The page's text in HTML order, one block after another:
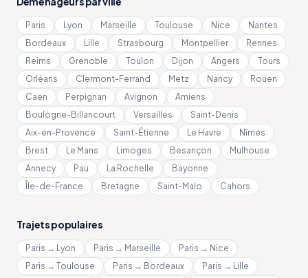
Paris Lyon Marseille Toulouse Nice
Nantes
Bordeaux
Lille Strasbourg Montpellier
Rennes
Reims
Grenoble Toulon Dijon Angers
Tours
Orléans
Clermont-Ferrand Metz Nancy
Rouen
Caen
Perpignan Avignon
Amiens
Boulogne-Billancourt
Versailles
Saint-Denis
Aix-en-Provence
Saint-Étienne Le Havre
Nîmes
Brest
Le Mans Limoges Besançon
Mulhouse
Annecy
Pau La Rochelle
Bayonne
Île-de-France
Bretagne Saint-Malo Cahors
Trajets populaires
Paris → Lyon Paris → Marseille
Paris → Nice
Paris → Toulouse
Paris → Bordeaux
Paris → Lille